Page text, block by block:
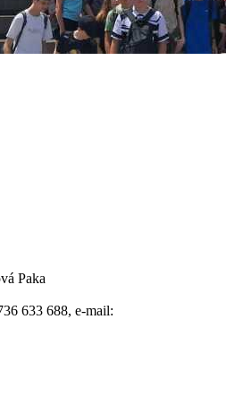
Paka
633 688, e-mail: